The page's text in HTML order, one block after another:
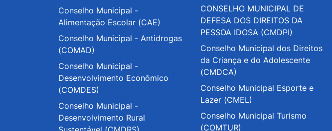
Conselho Municipal -
Alimentação Escolar (CAE)
Conselho Municipal - Antidrogas
(COMAD)
Conselho Municipal -
Desenvolvimento Econômico
(COMDES)
Conselho Municipal -
Desenvolvimento Rural
CONSELHO MUNICIPAL DE
DEFESA DOS DIREITOS DA
PESSOA IDOSA (CMDPI)
Conselho Municipal dos Direitos
da Criança e do Adolescente
(CMDCA)
Conselho Municipal Esporte e
Lazer (CMEL)
Conselho Municipal Turismo
(COMTUR)